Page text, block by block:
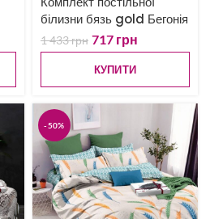
білизни бязь gold Бегонія
1 433грн 717 грн
КУПИТИ
-50%